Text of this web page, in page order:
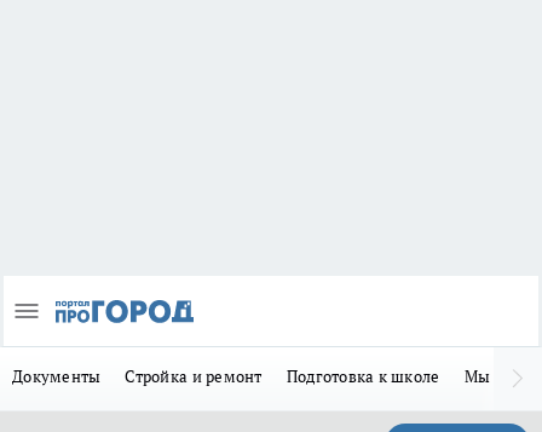
Документы Стройка и ремонт Подготовка к школе Мы в MAX